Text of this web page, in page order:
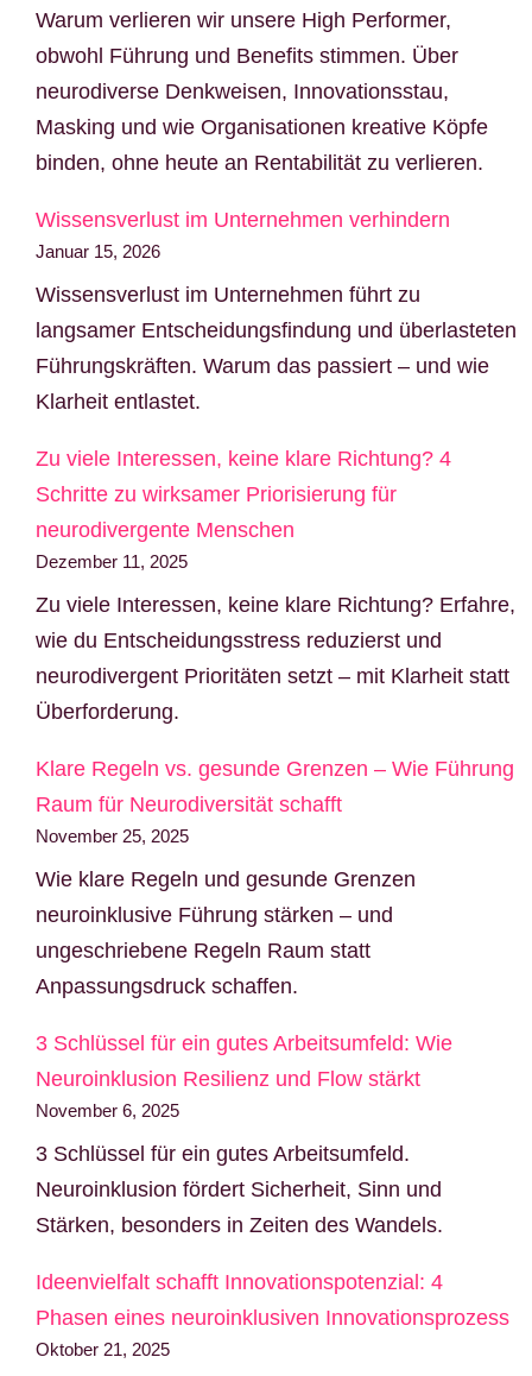
Warum verlieren wir unsere High Performer,
obwohl Führung und Benefits stimmen. Über
neurodiverse Denkweisen, Innovationsstau,
Masking und wie Organisationen kreative Köpfe
binden, ohne heute an Rentabilität zu verlieren.
Wissensverlust im Unternehmen verhindern
Januar 15, 2026
Wissensverlust im Unternehmen führt zu
langsamer Entscheidungsfindung und überlasteten
Führungskräften. Warum das passiert – und wie
Klarheit entlastet.
Zu viele Interessen, keine klare Richtung? 4
Schritte zu wirksamer Priorisierung für
neurodivergente Menschen
Dezember 11, 2025
Zu viele Interessen, keine klare Richtung? Erfahre,
wie du Entscheidungsstress reduzierst und
neurodivergent Prioritäten setzt – mit Klarheit statt
Überforderung.
Klare Regeln vs. gesunde Grenzen – Wie Führung
Raum für Neurodiversität schafft
November 25, 2025
Wie klare Regeln und gesunde Grenzen
neuroinklusive Führung stärken – und
ungeschriebene Regeln Raum statt
Anpassungsdruck schaffen.
3 Schlüssel für ein gutes Arbeitsumfeld: Wie
Neuroinklusion Resilienz und Flow stärkt
November 6, 2025
3 Schlüssel für ein gutes Arbeitsumfeld.
Neuroinklusion fördert Sicherheit, Sinn und
Stärken, besonders in Zeiten des Wandels.
Ideenvielfalt schafft Innovationspotenzial: 4
Phasen eines neuroinklusiven Innovationsprozess
Oktober 21, 2025